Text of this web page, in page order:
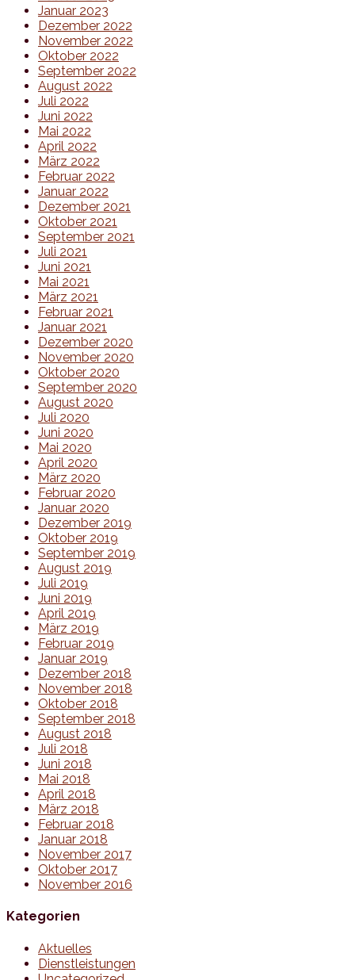
Januar 2023
Dezember 2022
November 2022
Oktober 2022
September 2022
August 2022
Juli 2022
Juni 2022
Mai 2022
April 2022
März 2022
Februar 2022
Januar 2022
Dezember 2021
Oktober 2021
September 2021
Juli 2021
Juni 2021
Mai 2021
März 2021
Februar 2021
Januar 2021
Dezember 2020
November 2020
Oktober 2020
September 2020
August 2020
Juli 2020
Juni 2020
Mai 2020
April 2020
März 2020
Februar 2020
Januar 2020
Dezember 2019
Oktober 2019
September 2019
August 2019
Juli 2019
Juni 2019
April 2019
März 2019
Februar 2019
Januar 2019
Dezember 2018
November 2018
Oktober 2018
September 2018
August 2018
Juli 2018
Juni 2018
Mai 2018
April 2018
März 2018
Februar 2018
Januar 2018
November 2017
Oktober 2017
November 2016
Kategorien
Aktuelles
Dienstleistungen